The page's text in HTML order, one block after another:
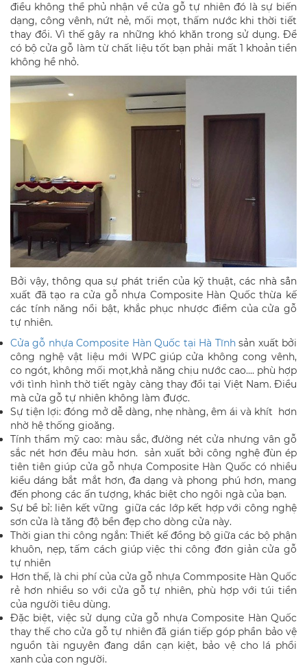
điều không thể phủ nhận về cửa gỗ tự nhiên đó là sự biến
dạng, công vênh, nứt nẻ, mối mọt, thấm nước khi thời tiết
thay đổi. Vì thế gây ra những khó khăn trong sử dụng. Để
có bộ cửa gỗ làm từ chất liệu tốt bạn phải mất 1 khoản tiền
không hề nhỏ.
Bởi vậy, thông qua sự phát triển của kỹ thuật, các nhà sẳn
xuất đã tạo ra cửa gỗ nhựa Composite Hàn Quốc thừa kế
các tính năng nổi bật, khắc phục nhược điểm của cửa gỗ
tự nhiên.
Cửa gỗ nhựa Composite Hàn Quốc tại Hà Tĩnhsản xuất bởi
công nghệ vật liệu mới WPC giúp cửa không cong vênh,
co ngót, không mối mọt,khả năng chịu nước cao.... phù hợp
với tình hình thờ tiết ngày càng thay đổi tại Việt Nam. Điều
mà cửa gỗ tự nhiên không làm được.
Sự tiện lợi: đóng mở dễ dàng, nhẹ nhàng, êm ái và khít hơn
nhờ hệ thống gioăng.
Tính thẩm mỹ cao: màu sắc, đường nét cửa nhưng vân gỗ
sắc nét hơn đều màu hơn. sản xuất bởi công nghệ đùn ép
tiên tiên giúp cửa gỗ nhựa Composite Hàn Quốc có nhiều
kiểu dáng bắt mắt hơn, đa dạng và phong phú hơn, mang
đến phong các ấn tượng, khác biệt cho ngôi ngà của bạn.
Sự bề bỉ: liên kết vững giữa các lớp kết hợp với công nghệ
sơn cửa là tăng độ bền đẹp cho dòng cửa này.
Thời gian thi công ngắn: Thiết kế đồng bộ giữa các bộ phận
khuôn, nẹp, tấm cách giúp việc thi công đơn giản cửa gỗ
tự nhiên
Hơn thế, là chi phí của cửa gỗ nhựa Commposite Hàn Quốc
rẻ hơn nhiều so với cửa gỗ tự nhiên, phù hợp với túi tiền
của người tiêu dùng.
Đặc biệt, việc sử dụng cửa gỗ nhựa Composite Hàn Quốc
thay thế cho cửa gỗ tự nhiên đã gián tiếp góp phần bảo vệ
nguồn tài nguyên đang dần cạn kiệt, bảo vệ cho lá phổi
xanh của con người.